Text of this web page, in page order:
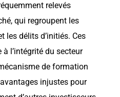
relevés
qui regroupent les
les délits d’initiés. Ces
l’intégrité du secteur
de formation
injustes pour